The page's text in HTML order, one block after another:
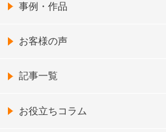
事例・作品
お客様の声
記事一覧
お役立ちコラム